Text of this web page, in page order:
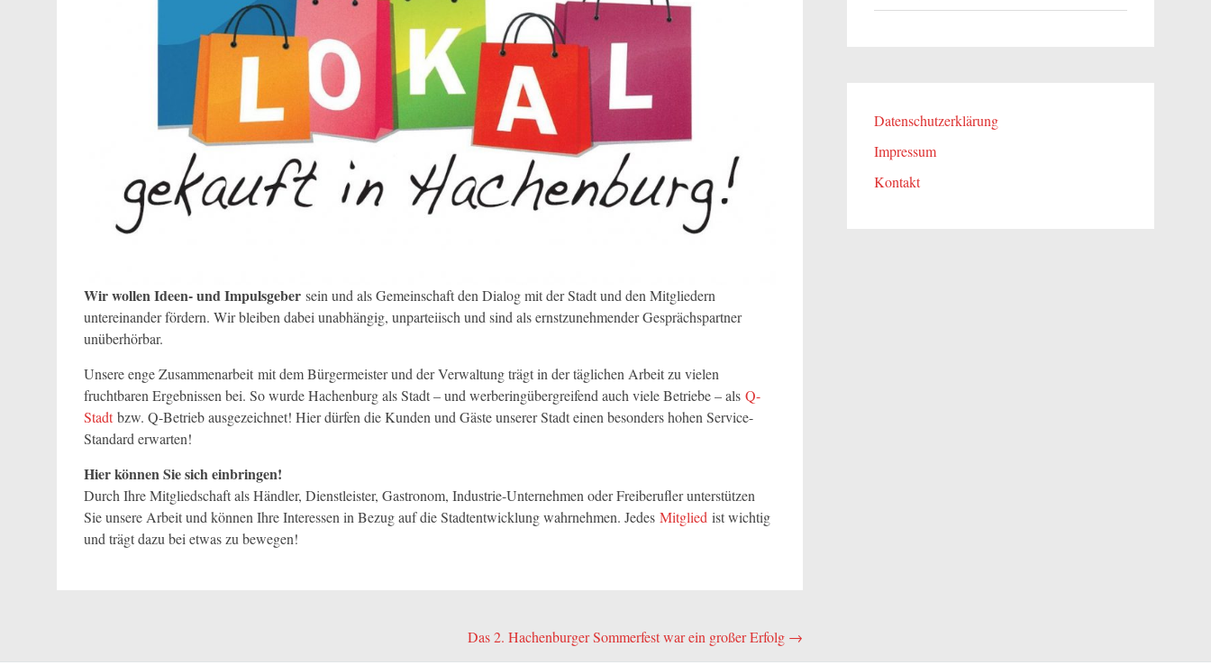
Wir wollen Ideen- und Impulsgeber sein und als Gemeinschaft den Dialog mit der Stadt und den Mitgliedern
untereinander fördern. Wir bleiben dabei unabhängig, unparteiisch und sind als ernstzunehmender Gesprächspartner
unüberhörbar.
Unsere enge Zusammenarbeit mit dem Bürgermeister und der Verwaltung trägt in der täglichen Arbeit zu vielen
fruchtbaren Ergebnissen bei. So wurde Hachenburg als Stadt – und werberingübergreifend auch viele Betriebe – als Q-
Stadtbzw. Q-Betrieb ausgezeichnet! Hier dürfen die Kunden und Gäste unserer Stadt einen besonders hohen Service-
Standard erwarten!
Hier können Sie sich einbringen!
Durch Ihre Mitgliedschaft als Händler, Dienstleister, Gastronom, Industrie-Unternehmen oder Freiberufler unterstützen
Sie unsere Arbeit und können Ihre Interessen in Bezug auf die Stadtentwicklung wahrnehmen. Jedes Mitglied ist wichtig
und trägt dazu bei etwas zu bewegen!
Das 2. Hachenburger Sommerfest war ein großer Erfolg →
Datenschutzerklärung
Impressum
Kontakt